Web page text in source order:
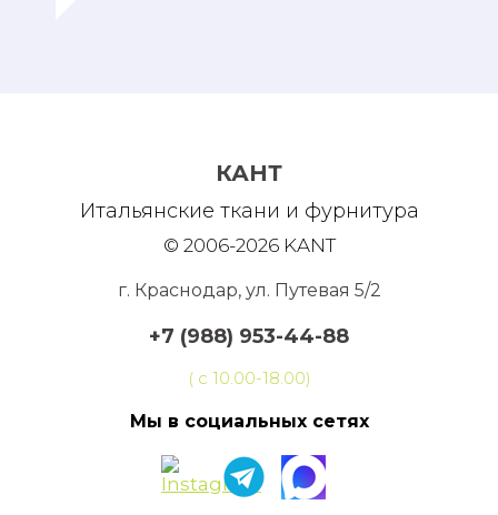
КАНТ
Итальянские ткани и фурнитура
© 2006-2026 KANT
г. Краснодар, ул. Путевая 5/2
+7 (988) 953-44-88
( с 10.00-18.00)
Мы в социальных сетях